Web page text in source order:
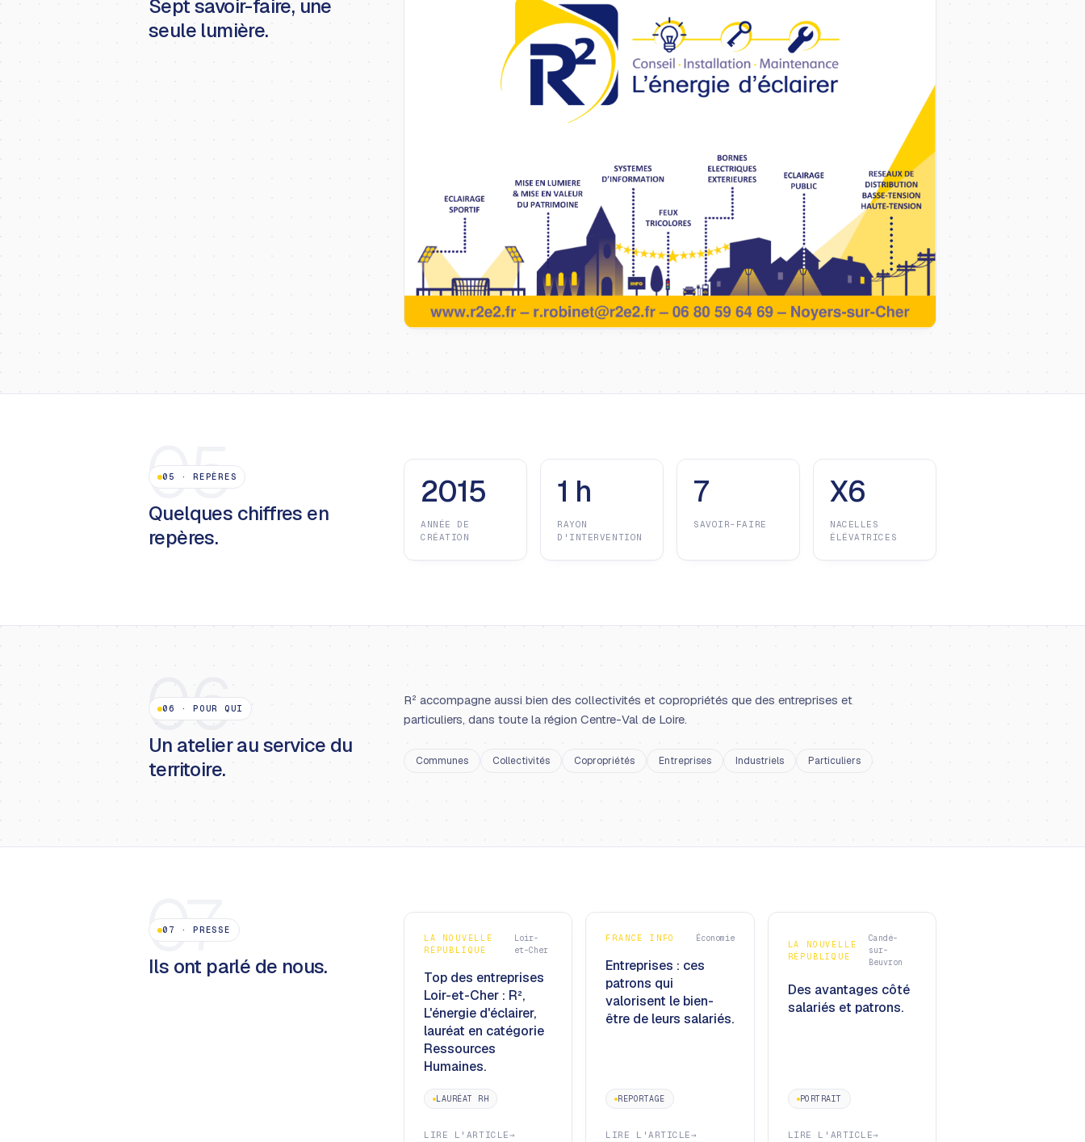
Sept savoir-faire, une
seule lumière.
05
05 ·REPÈRES
Quelques chiffres en
repères.
2015
ANNÉE DE
CRÉATION
1 h
RAYON
D'INTERVENTION
7
SAVOIR-FAIRE
X6
NACELLES
ÉLÉVATRICES
06
06 ·POUR QUI
Un atelier au service du
territoire.
R² accompagne aussi bien des collectivités et copropriétés que des entreprises et
particuliers, dans toute la région Centre-Val de Loire.
Communes Collectivités Copropriétés Entreprises Industriels Particuliers
07
07 ·PRESSE
Ils ont parlé de nous.
LA NOUVELLE
RÉPUBLIQUE
Loir-
et-Cher
Top des entreprises
Loir-et-Cher : R²,
L'énergie d'éclairer,
lauréat en catégorie
Ressources
Humaines.
LAURÉAT RH
LIRE L'ARTICLE→
FRANCE INFO Économie
Entreprises : ces
patrons qui
valorisent le bien-
être de leurs salariés.
REPORTAGE
LIRE L'ARTICLE→
LA NOUVELLE
RÉPUBLIQUE
Candé-
sur-
Beuvron
Des avantages côté
salariés et patrons.
PORTRAIT
LIRE L'ARTICLE→